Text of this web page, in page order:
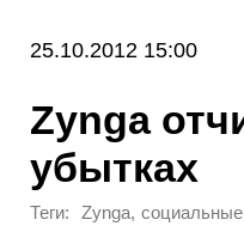
25.10.2012 15:00
Zynga
убытках
Теги: Zynga, социальные